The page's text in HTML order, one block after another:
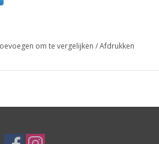
om te vergelijken /Afdrukken